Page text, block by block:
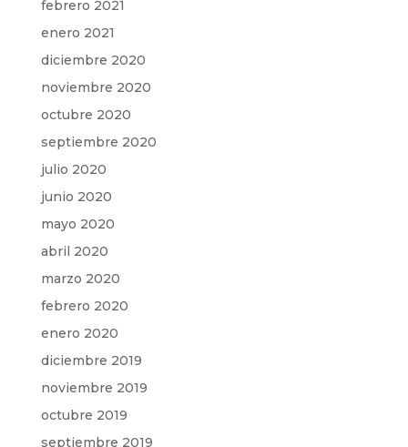
febrero 2021
enero 2021
diciembre 2020
noviembre 2020
octubre 2020
septiembre 2020
julio 2020
junio 2020
mayo 2020
abril 2020
marzo 2020
febrero 2020
enero 2020
diciembre 2019
noviembre 2019
octubre 2019
septiembre 2019